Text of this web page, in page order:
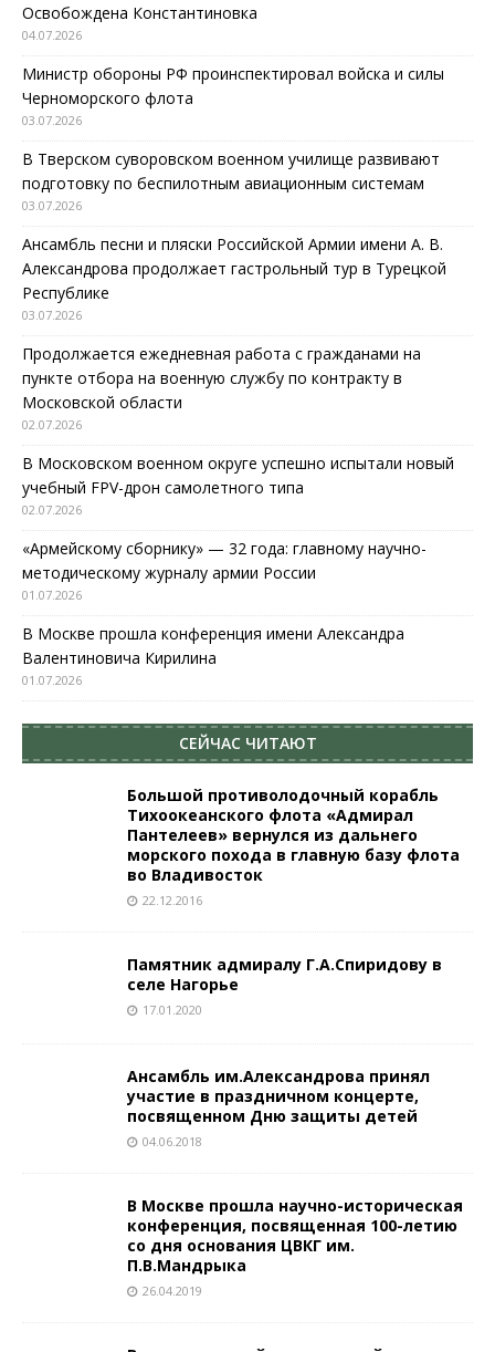
Освобождена Константиновка
04.07.2026
Министр обороны РФ проинспектировал войска и силы
Черноморского флота
03.07.2026
В Тверском суворовском военном училище развивают
подготовку по беспилотным авиационным системам
03.07.2026
Ансамбль песни и пляски Российской Армии имени А. В.
Александрова продолжает гастрольный тур в Турецкой
Республике
03.07.2026
Продолжается ежедневная работа с гражданами на
пункте отбора на военную службу по контракту в
Московской области
02.07.2026
В Московском военном округе успешно испытали новый
учебный FPV-дрон самолетного типа
02.07.2026
«Армейскому сборнику» — 32 года: главному научно-
методическому журналу армии России
01.07.2026
В Москве прошла конференция имени Александра
Валентиновича Кирилина
01.07.2026
СЕЙЧАС ЧИТАЮТ
Большой противолодочный корабль
Тихоокеанского флота «Адмирал
Пантелеев» вернулся из дальнего
морского похода в главную базу флота
во Владивосток
22.12.2016
Памятник адмиралу Г.А.Спиридову в
селе Нагорье
17.01.2020
Ансамбль им.Александрова принял
участие в праздничном концерте,
посвященном Дню защиты детей
04.06.2018
В Москве прошла научно-историческая
конференция, посвященная 100-летию
со дня основания ЦВКГ им.
П.В.Мандрыка
26.04.2019